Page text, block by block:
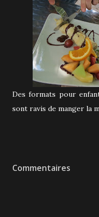
Des formats pour
sont ravis de manger la
Commentaires